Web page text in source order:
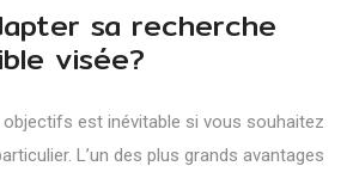
sa recherche
visée?
est inévitable si vous souhaitez
L’un des plus grands avantages